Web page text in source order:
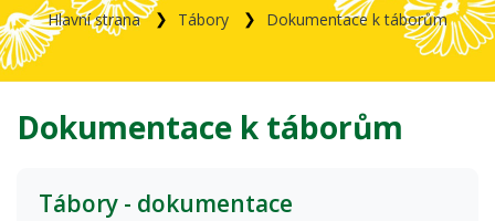
Hlavní strana Tábory Dokumentace k táborům
Dokumentace k táborům
Tábory - dokumentace